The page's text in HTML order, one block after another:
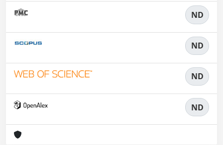
ND
ND
ND
ND